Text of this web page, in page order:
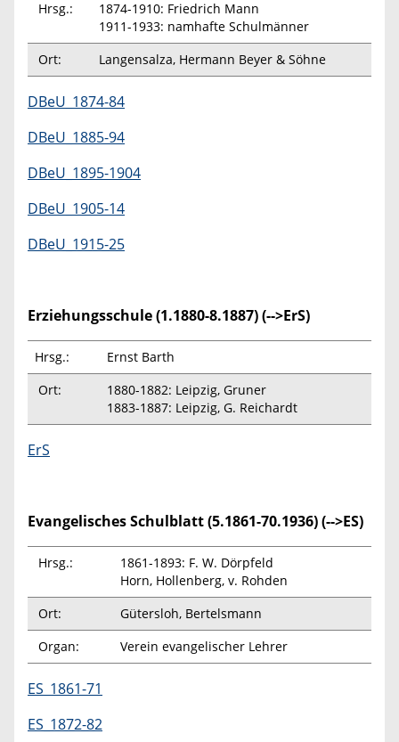
Hrsg.:
1874-1910: Friedrich Mann
1911-1933: namhafte Schulmänner
Ort:
Langensalza, Hermann Beyer & Söhne
DBeU_1874-84
DBeU_1885-94
DBeU_1895-1904
DBeU_1905-14
DBeU_1915-25
Erziehungsschule (1.1880-8.1887) (-->ErS)
Hrsg.:
Ernst Barth
Ort:
1880-1882: Leipzig, Gruner
1883-1887: Leipzig, G. Reichardt
ErS
Evangelisches Schulblatt (5.1861-70.1936) (-->ES)
Hrsg.:
1861-1893: F. W. Dörpfeld
Horn, Hollenberg, v. Rohden
Ort:
Gütersloh, Bertelsmann
Organ:
Verein evangelischer Lehrer
ES_1861-71
ES_1872-82